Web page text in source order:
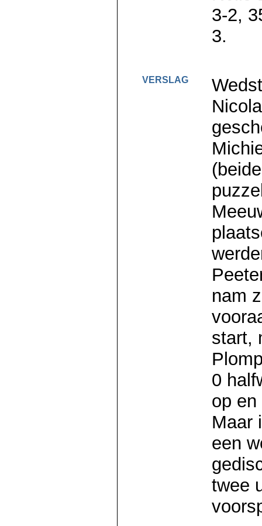
3-2,
3.
VERSLAG
nam
start,
0
op
Maar
een
twee